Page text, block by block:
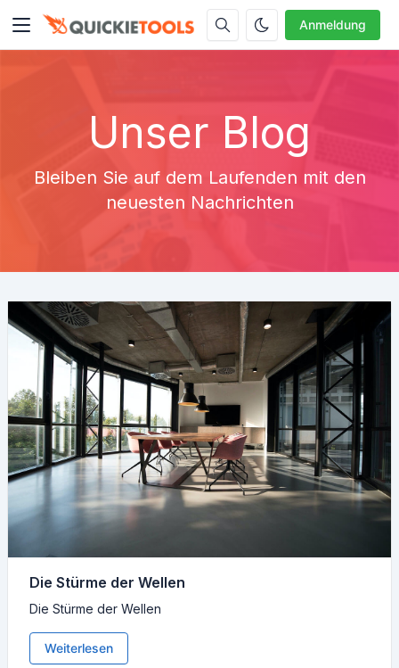
Anmeldung
Unser Blog
Bleiben Sie auf dem Laufenden mit den
neuesten Nachrichten
Die Stürme der Wellen
Die Stürme der Wellen
Weiterlesen